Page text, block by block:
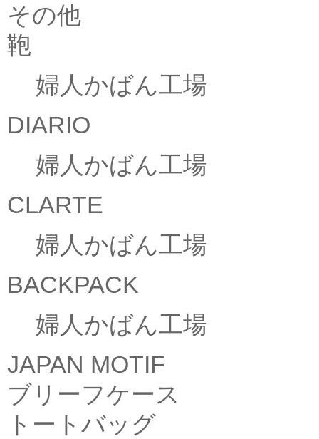
その他
鞄
婦人かばん工場
DIARIO
婦人かばん工場
CLARTE
婦人かばん工場
BACKPACK
婦人かばん工場
JAPAN MOTIF
ブリーフケース
トートバッグ